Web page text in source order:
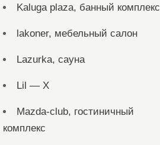
Kaluga plaza, банный комплекс
lakoner, мебельный салон
Lazurka, сауна
Lil — X
Mazda-club, гостиничный
комплекс